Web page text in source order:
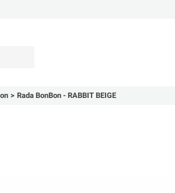
Rada BonBon - RABBIT BEIGE